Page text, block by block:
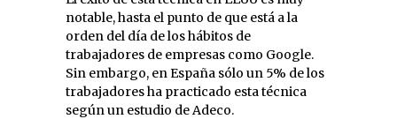
notable, hasta el punto de que está a la
orden del día de los hábitos de
trabajadores de empresas como Google.
Sin embargo, en España sólo un 5% de los
trabajadores ha practicado esta técnica
según un estudio de Adeco.